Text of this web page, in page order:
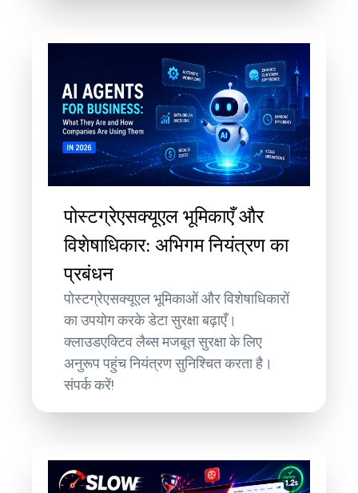
पोस्टग्रेएसक्यूएल भूमिकाएँ और
विशेषाधिकार: अभिगम नियंत्रण का
प्रबंधन
पोस्टग्रेएसक्यूएल भूमिकाओं और विशेषाधिकारों
का उपयोग करके डेटा सुरक्षा बढ़ाएँ।
क्लाउडएक्टिव लैब्स मजबूत सुरक्षा के लिए
अनुरूप पहुंच नियंत्रण सुनिश्चित करता है।
संपर्क करें!